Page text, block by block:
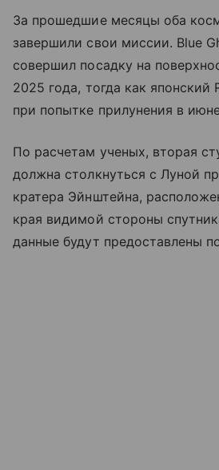
За прошедшие месяцы оба
завершили свои миссии. Blue
совершил посадку на
2025 года, тогда как японский
при попытке прилунения в
По расчетам ученых, вторая
должна столкнуться с Луной
кратера Эйнштейна,
края видимой стороны
данные будут предоставлены